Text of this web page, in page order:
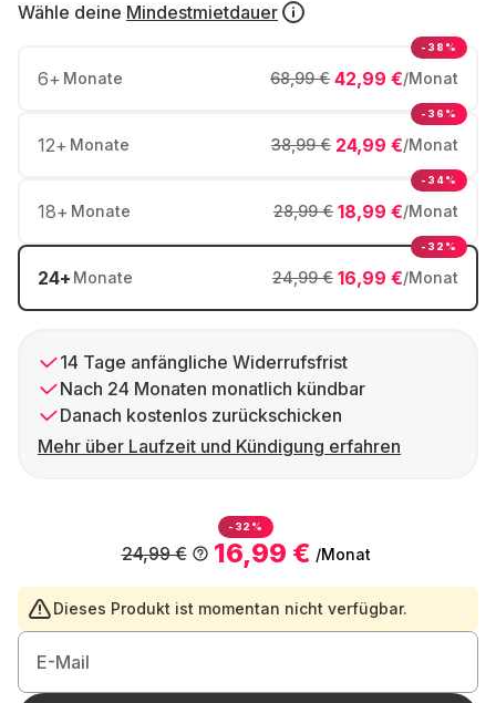
Wähle deine Mindestmietdauer
6+ Monate 42,99 €/Monat
68,99 €
-38%
12+ Monate 24,99 €/Monat
38,99 €
-36%
18+ Monate 18,99 €/Monat
28,99 €
-34%
24+ Monate 16,99 €/Monat
24,99 €
-32%
14 Tage anfängliche Widerrufsfrist
Nach 24 Monaten monatlich kündbar
Danach kostenlos zurückschicken
Mehr über Laufzeit und Kündigung erfahren
-32%
16,99 € /Monat
24,99 €
Dieses Produkt ist momentan nicht verfügbar.
E-Mail